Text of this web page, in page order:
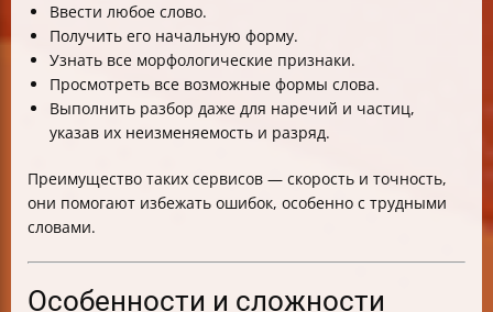
Ввести любое слово.
Получить его начальную форму.
Узнать все морфологические признаки.
Просмотреть все возможные формы слова.
Выполнить разбор даже для наречий и частиц,
указав их неизменяемость и разряд.
Преимущество таких сервисов — скорость и точность,
они помогают избежать ошибок, особенно с трудными
словами.
Особенности и сложности